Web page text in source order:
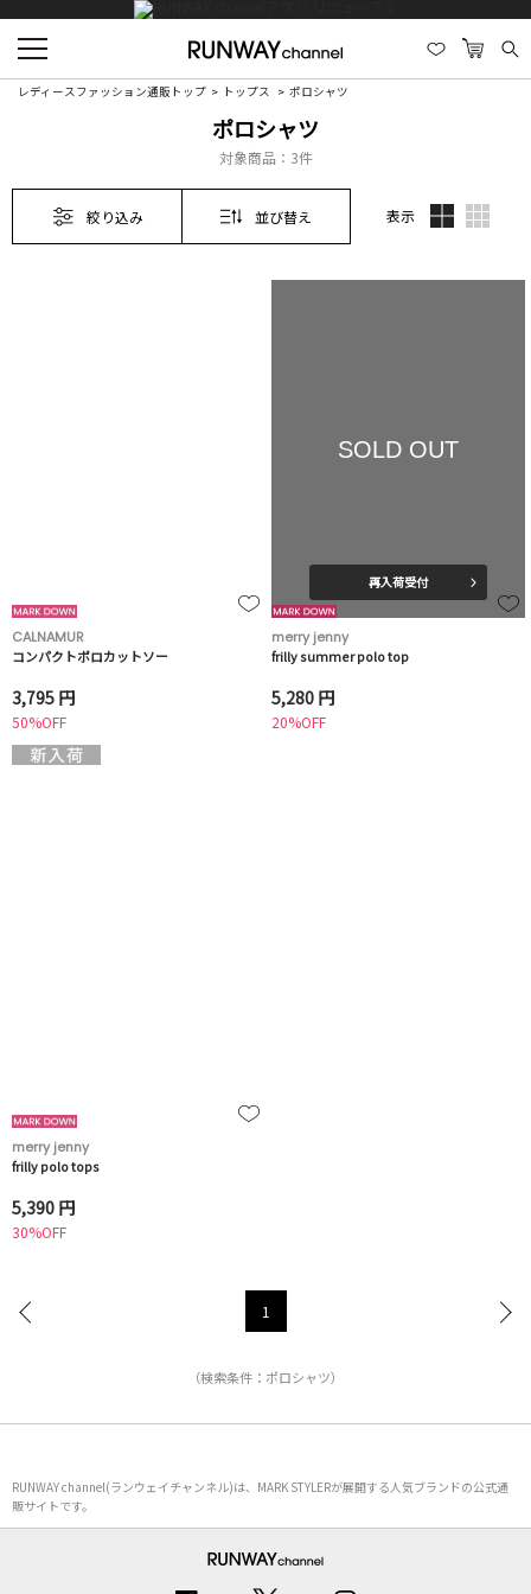
レディースファッション通販トップ トップス ポロシャツ
ポロシャツ
対象商品： 3件
絞り込み 並び替え 表示
CALNAMUR
コンパクトポロカットソー
3,795 円
50%OFF
SOLD OUT
再入荷受付
merry jenny
frilly summer polo top
5,280 円
20%OFF
merry jenny
frilly polo tops
5,390 円
30%OFF
1
（検索条件：ポロシャツ）
RUNWAY channel(ランウェイチャンネル)は、MARK STYLERが展開する人気ブランドの公式通
販サイトです。